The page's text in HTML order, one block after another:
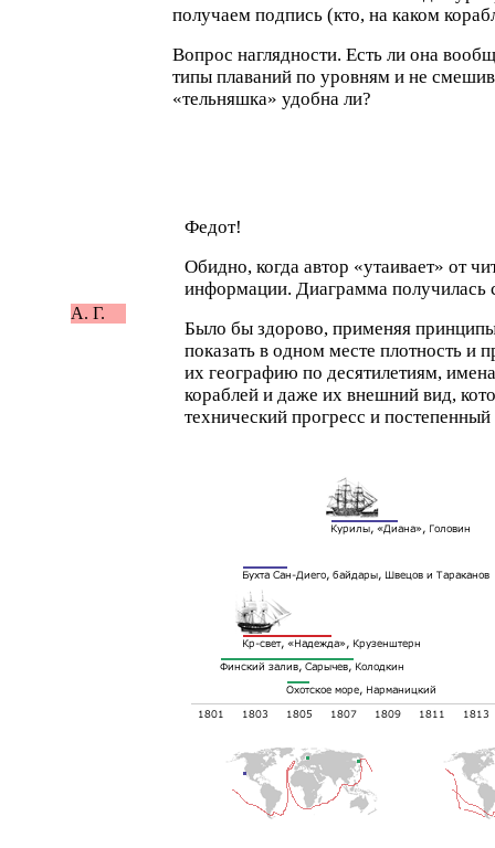
получаем подпись (кто, на каком
Вопрос наглядности. Есть ли она
типы плаваний по уровням и не
«тельняшка» удобна ли?
А. Г.
Федот!
Обидно, когда автор «утаивает» от
информации. Диаграмма получилась
Было бы здорово, применяя
показать в одном месте плотность и
их географию по десятилетиям,
кораблей и даже их внешний вид,
технический прогресс и